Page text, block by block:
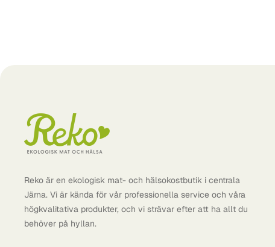
Reko är en ekologisk mat- och hälsokostbutik i centrala
Järna. Vi är kända för vår professionella service och våra
högkvalitativa produkter, och vi strävar efter att ha allt du
behöver på hyllan.